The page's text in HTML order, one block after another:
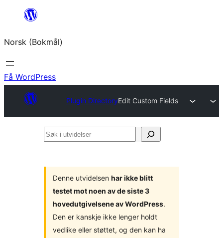
Hopp
innhold
Norsk (Bokmål)
Få WordPress
Plugin DirectoryEdit Custom Fields
Søk
Denne utvidelsen har ikke blitt
testet mot noen av de siste 3
hovedutgivelsene av WordPress.
Den er kanskje ikke lenger holdt
vedlike eller støttet, og den kan ha